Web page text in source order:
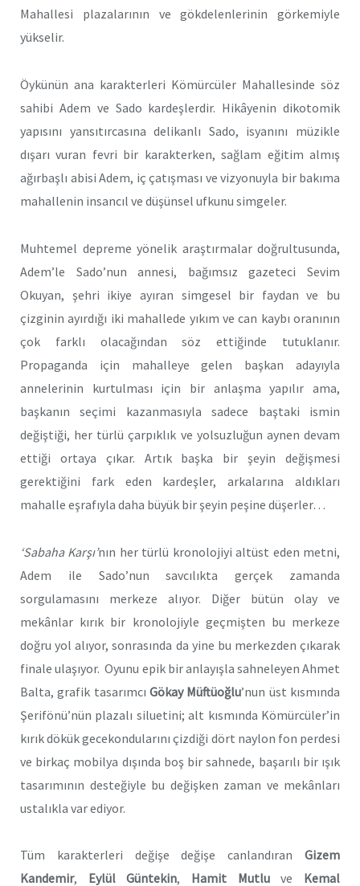
Mahallesi plazalarının ve gökdelenlerinin görkemiyle
yükselir.
Öykünün ana karakterleri Kömürcüler Mahallesinde söz
sahibi Adem ve Sado kardeşlerdir. Hikâyenin dikotomik
yapısını yansıtırcasına delikanlı Sado, isyanını müzikle
dışarı vuran fevri bir karakterken, sağlam eğitim almış
ağırbaşlı abisi Adem, iç çatışması ve vizyonuyla bir bakıma
mahallenin insancıl ve düşünsel ufkunu simgeler.
Muhtemel depreme yönelik araştırmalar doğrultusunda,
Adem’le Sado’nun annesi, bağımsız gazeteci Sevim
Okuyan, şehri ikiye ayıran simgesel bir faydan ve bu
çizginin ayırdığı iki mahallede yıkım ve can kaybı oranının
çok farklı olacağından söz ettiğinde tutuklanır.
Propaganda için mahalleye gelen başkan adayıyla
annelerinin kurtulması için bir anlaşma yapılır ama,
başkanın seçimi kazanmasıyla sadece baştaki ismin
değiştiği, her türlü çarpıklık ve yolsuzluğun aynen devam
ettiği ortaya çıkar. Artık başka bir şeyin değişmesi
gerektiğini fark eden kardeşler, arkalarına aldıkları
mahalle eşrafıyla daha büyük bir şeyin peşine düşerler…
‘Sabaha Karşı’nın her türlü kronolojiyi altüst eden metni,
Adem ile Sado’nun savcılıkta gerçek zamanda
sorgulamasını merkeze alıyor. Diğer bütün olay ve
mekânlar kırık bir kronolojiyle geçmişten bu merkeze
doğru yol alıyor, sonrasında da yine bu merkezden çıkarak
finale ulaşıyor. Oyunu epik bir anlayışla sahneleyen Ahmet
Balta, grafik tasarımcı Gökay Müftüoğlu’nun üst kısmında
Şerifönü’nün plazalı siluetini; alt kısmında Kömürcüler’in
kırık dökük gecekondularını çizdiği dört naylon fon perdesi
ve birkaç mobilya dışında boş bir sahnede, başarılı bir ışık
tasarımının desteğiyle bu değişken zaman ve mekânları
ustalıkla var ediyor.
Tüm karakterleri değişe değişe canlandıran Gizem
Kandemir, Eylül Güntekin, Hamit Mutluve Kemal